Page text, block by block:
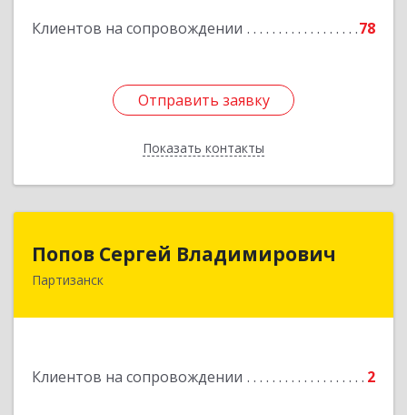
Клиентов на сопровождении 78
Отправить заявку
Показать контакты
Отправить заявку
Назад
Попов Сергей Владимирович
Партизанск
Клиентов на сопровождении 2
Попов Сергей Владимирович
692922, Приморский край, г. Находка, ул.